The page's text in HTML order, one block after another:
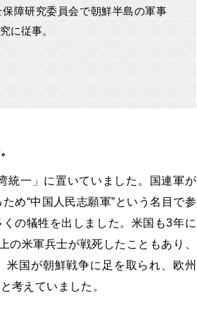
障研究委員会で朝鮮半島の軍事
に従事。
統一」に置いていました。国連軍が
ため“中国人民志願軍”という名目で参
の犠牲を出しました。米国も3年に
の米軍兵士が戦死したこともあり、
米国が朝鮮戦争に足を取られ、欧州
考えていました。